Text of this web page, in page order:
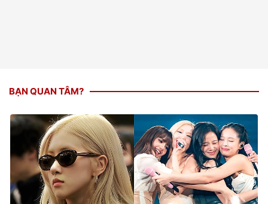
BẠN QUAN TÂM?